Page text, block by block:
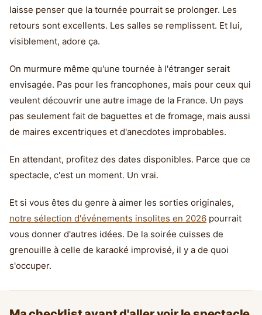
laisse penser que la tournée pourrait se prolonger. Les
retours sont excellents. Les salles se remplissent. Et lui,
visiblement, adore ça.
On murmure même qu'une tournée à l'étranger serait
envisagée. Pas pour les francophones, mais pour ceux qui
veulent découvrir une autre image de la France. Un pays
pas seulement fait de baguettes et de fromage, mais aussi
de maires excentriques et d'anecdotes improbables.
En attendant, profitez des dates disponibles. Parce que ce
spectacle, c'est un moment. Un vrai.
Et si vous êtes du genre à aimer les sorties originales,
notre sélection d'événements insolites en 2026 pourrait
vous donner d'autres idées. De la soirée cuisses de
grenouille à celle de karaoké improvisé, il y a de quoi
s'occuper.